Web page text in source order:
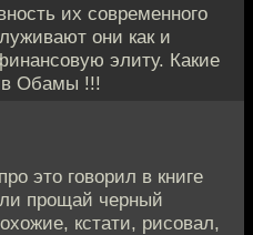
их современного
они как и
элиту. Какие
Обамы !!!
это говорил в книге
прощай черный
кстати, рисовал,